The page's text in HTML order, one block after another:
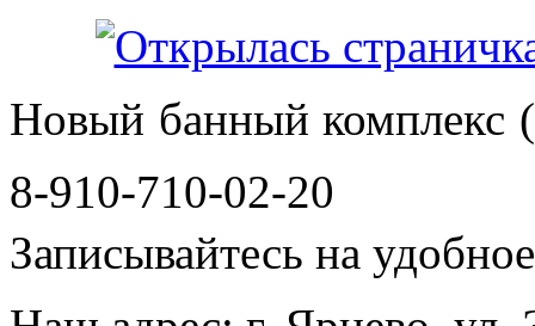
Новый банный комплекс
8-910-710-02-20
Записывайтесь на